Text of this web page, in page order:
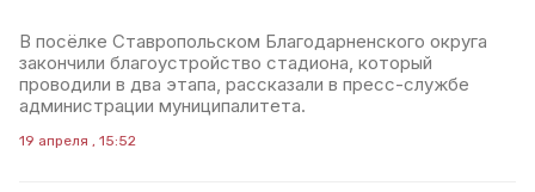
В посёлке Ставропольском Благодарненского округа
закончили благоустройство стадиона, который
проводили в два этапа, рассказали в пресс-службе
администрации муниципалитета.
19 апреля , 15:52